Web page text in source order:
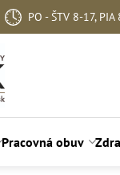
PO - ŠTV 8-17,
Pracovná obuv